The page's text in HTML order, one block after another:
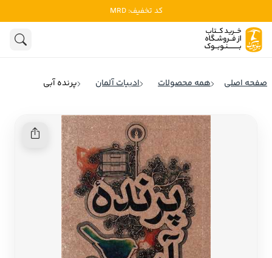
کد تخفیف: MRD
ادبیات
تاریخ و سیاست
کودک و نوجوان
ادبیات انگلیس
ادبیات فرانسه
ادبیات ایتالیا
ادبیات روسیه
ادبیات آمریکای لاتین
ادبیات آلمان
ادبیات ترکیه
صفحه اصلی همه محصولات ادبیات آلمان پرنده آبی